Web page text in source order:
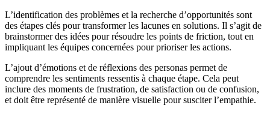
L’identification des problèmes et la recherche d’opportunités sont
des étapes clés pour transformer les lacunes en solutions. Il s’agit de
brainstormer des idées pour résoudre les points de friction, tout en
impliquant les équipes concernées pour prioriser les actions.
L’ajout d’émotions et de réflexions des personas permet de
comprendre les sentiments ressentis à chaque étape. Cela peut
inclure des moments de frustration, de satisfaction ou de confusion,
et doit être représenté de manière visuelle pour susciter l’empathie.